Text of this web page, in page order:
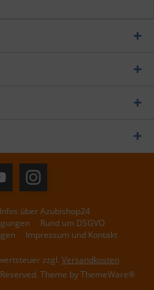
Infos über Azubishop24
Rund um DSGVO
Impressum und Kontakt
zzgl. Versandkosten
Theme byThemeWare®